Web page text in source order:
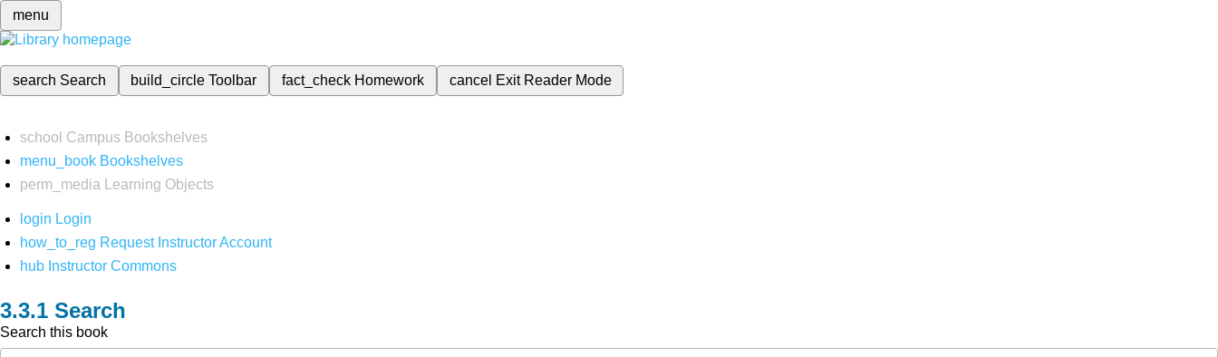
menu
search Search build_circleToolbar fact_check Homework cancel Exit Reader Mode
school Campus Bookshelves
menu_book Bookshelves
perm_media
Learning Objects
login Login
how_to_reg Request Instructor Account
hub Instructor Commons
Search
Search this book